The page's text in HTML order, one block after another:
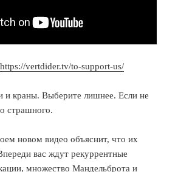
https://vertdider.tv/to-support-us/
и краны. Выберите лишнее. Если не
страшного.
новом видео объяснит, что их
вас ждут рекуррентные
множество Мандельброта и